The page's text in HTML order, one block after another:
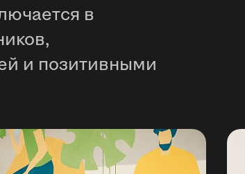
в
и позитивными